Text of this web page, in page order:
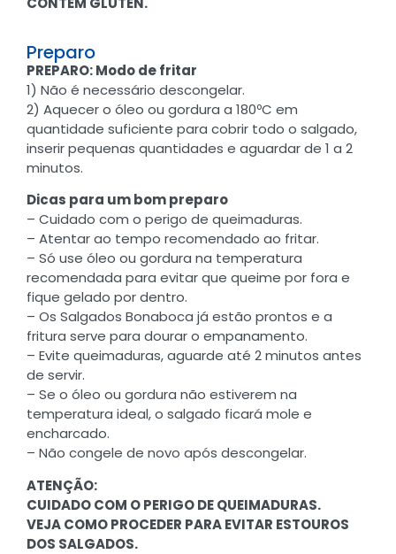
Preparo
PREPARO: Modo de fritar
1) Não é necessário descongelar.
2) Aquecer o óleo ou gordura a 180ºC em
quantidade suficiente para cobrir todo o salgado,
inserir pequenas quantidades e aguardar de 1 a 2
minutos.
Dicas para um bom preparo
– Cuidado com o perigo de queimaduras.
– Atentar ao tempo recomendado ao fritar.
– Só use óleo ou gordura na temperatura
recomendada para evitar que queime por fora e
fique gelado por dentro.
– Os Salgados Bonaboca já estão prontos e a
fritura serve para dourar o empanamento.
– Evite queimaduras, aguarde até 2 minutos antes
de servir.
– Se o óleo ou gordura não estiverem na
temperatura ideal, o salgado ficará mole e
encharcado.
– Não congele de novo após descongelar.
ATENÇÃO:
CUIDADO COM O PERIGO DE QUEIMADURAS.
VEJA COMO PROCEDER PARA EVITAR ESTOUROS
DOS SALGADOS.